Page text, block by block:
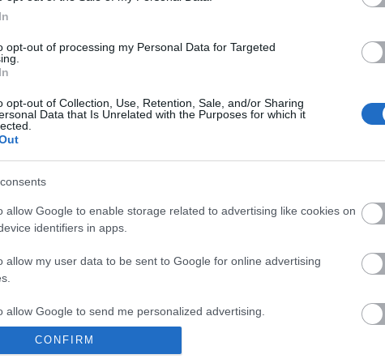
opt-out of processing my Personal Data for Targeted
opt-out of Collection, Use, Retention, Sale, and/or Sharing
Data that Is Unrelated with the Purposes for which it
allow Google to enable storage related to advertising like cookies on
identifiers in apps.
allow my user data to be sent to Google for online advertising
allow Google to send me personalized advertising.
allow Google to enable storage related to analytics like cookies on
CONFIRM
de compra: cinco fichajes ‘low cost’ para la
20
enero 2024 PorJesus Gallo|
jornada 20 de Comunio tendrá 7 partidos por los encuentros
pueden ser titulares o tener minutos por 1 millón de euros o
Leer más »
se va Coudet, llega Carvalhal ¿Qué jugadores serán
recomendables?
noviembre 2022 Por Jesus Gallo
Celta ha destituido a Chacho Coudet por la mala racha de